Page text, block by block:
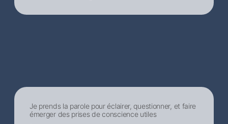
Je prends la parole pour éclairer, questionner, et faire
émerger des prises de conscience utiles